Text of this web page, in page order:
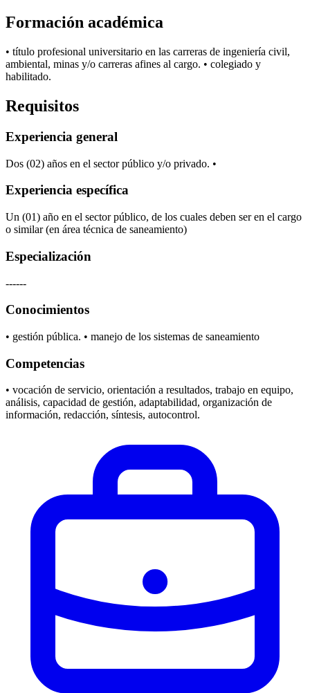
Formación académica
• título profesional universitario en las carreras de ingeniería civil,
ambiental, minas y/o carreras afines al cargo. • colegiado y
habilitado.
Requisitos
Experiencia general
Dos (02) años en el sector público y/o privado. •
Experiencia específica
Un (01) año en el sector público, de los cuales deben ser en el cargo
o similar (en área técnica de saneamiento)
Especialización
------
Conocimientos
• gestión pública. • manejo de los sistemas de saneamiento
Competencias
• vocación de servicio, orientación a resultados, trabajo en equipo,
análisis, capacidad de gestión, adaptabilidad, organización de
información, redacción, síntesis, autocontrol.